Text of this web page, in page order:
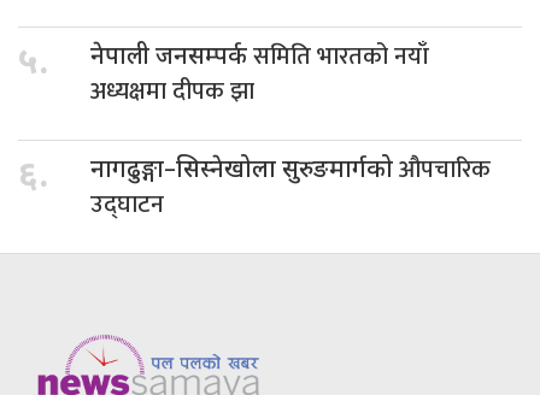
५. नेपाली जनसम्पर्कसमिति भारतको नयाँ
अध्यक्षमा दीपक झा
६. नागढुङ्गा–सिस्नेखोला सुरुङमार्गकोऔपचारिक
उद्घाटन